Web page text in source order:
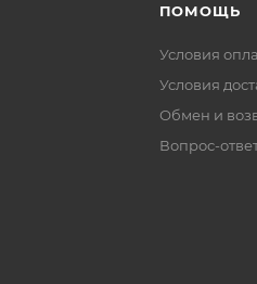
ПОМОЩЬ
Условия
Условия
Обмен и
Вопрос-